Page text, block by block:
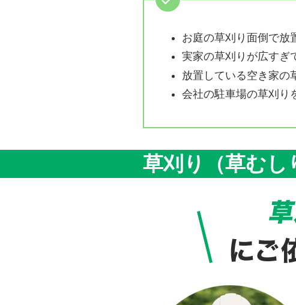
お庭の草刈り面倒で放
実家の草刈りが広すぎ
放置している空き家の
会社の駐車場の草刈り
草刈り（草むし